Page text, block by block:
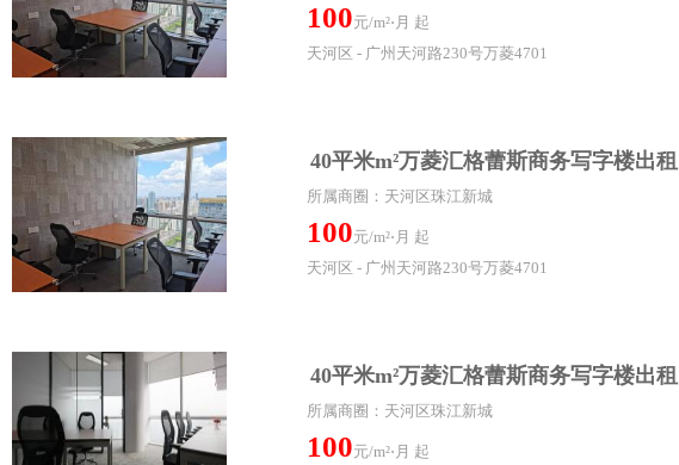
100元/m²⋅月 起
天河区 - 广州天河路230号万菱4701
40平米m²万菱汇格蕾斯商务写字楼出租
所属商圈：天河区珠江新城
100元/m²⋅月 起
天河区 - 广州天河路230号万菱4701
40平米m²万菱汇格蕾斯商务写字楼出租
所属商圈：天河区珠江新城
100元/m²⋅月 起